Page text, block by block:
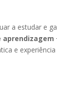
a estudar e
aprendizagem
e